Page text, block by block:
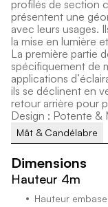
profilés de section c
présentent une géo
avec leurs usages. Il
la mise en lumière et
L a première partie d
spécifiquement de
applications d’éclair
ils se déclinent en v
retour arrière pour p
Design : Potente &
Mât & Candélabre
Dimensions
Hauteur 4m
Hauteur